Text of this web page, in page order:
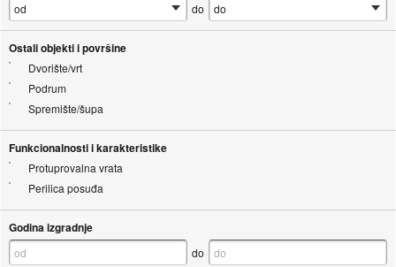
do
Ostali objekti i površine
Dvorište/vrt
Podrum
Spremište/šupa
Funkcionalnosti i karakteristike
Protuprovalna vrata
Perilica posuđa
Godina izgradnje
do